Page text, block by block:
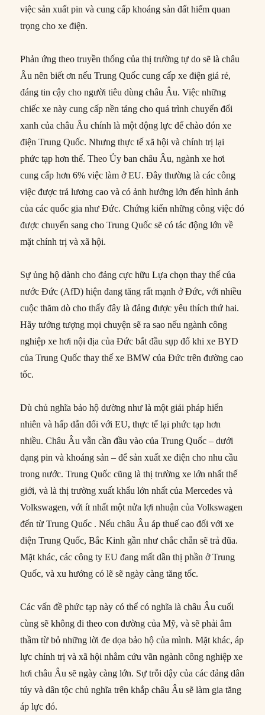
việc sản xuất pin và cung cấp khoáng sản đất hiếm quan
trọng cho xe điện.
Phản ứng theo truyền thống của thị trường tự do sẽ là châu
Âu nên biết ơn nếu Trung Quốc cung cấp xe điện giá rẻ,
đáng tin cậy cho người tiêu dùng châu Âu. Việc những
chiếc xe này cung cấp nền tảng cho quá trình chuyển đổi
xanh của châu Âu chính là một động lực để chào đón xe
điện Trung Quốc. Nhưng thực tế xã hội và chính trị lại
phức tạp hơn thế. Theo Ủy ban châu Âu, ngành xe hơi
cung cấp hơn 6% việc làm ở EU. Đây thường là các công
việc được trả lương cao và có ảnh hưởng lớn đến hình ảnh
của các quốc gia như Đức. Chứng kiến những công việc đó
được chuyển sang cho Trung Quốc sẽ có tác động lớn về
mặt chính trị và xã hội.
Sự ủng hộ dành cho đảng cực hữu Lựa chọn thay thế của
nước Đức (AfD) hiện đang tăng rất mạnh ở Đức, với nhiều
cuộc thăm dò cho thấy đây là đảng được yêu thích thứ hai.
Hãy tưởng tượng mọi chuyện sẽ ra sao nếu ngành công
nghiệp xe hơi nội địa của Đức bắt đầu sụp đổ khi xe BYD
của Trung Quốc thay thế xe BMW của Đức trên đường cao
tốc.
Dù chủ nghĩa bảo hộ dường như là một giải pháp hiển
nhiên và hấp dẫn đối với EU, thực tế lại phức tạp hơn
nhiều. Châu Âu vẫn cần đầu vào của Trung Quốc – dưới
dạng pin và khoáng sản – để sản xuất xe điện cho nhu cầu
trong nước. Trung Quốc cũng là thị trường xe lớn nhất thế
giới, và là thị trường xuất khẩu lớn nhất của Mercedes và
Volkswagen, với ít nhất một nửa lợi nhuận của Volkswagen
đến từ Trung Quốc . Nếu châu Âu áp thuế cao đối với xe
điện Trung Quốc, Bắc Kinh gần như chắc chắn sẽ trả đũa.
Mặt khác, các công ty EU đang mất dần thị phần ở Trung
Quốc, và xu hướng có lẽ sẽ ngày càng tăng tốc.
Các vấn đề phức tạp này có thể có nghĩa là châu Âu cuối
cùng sẽ không đi theo con đường của Mỹ, và sẽ phải âm
thầm từ bỏ những lời đe dọa bảo hộ của mình. Mặt khác, áp
lực chính trị và xã hội nhằm cứu vãn ngành công nghiệp xe
hơi châu Âu sẽ ngày càng lớn. Sự trỗi dậy của các đảng dân
túy và dân tộc chủ nghĩa trên khắp châu Âu sẽ làm gia tăng
áp lực đó.